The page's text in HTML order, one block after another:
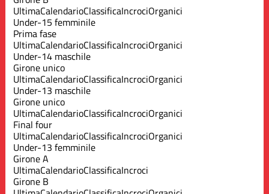
UltimaCalendarioClassificaIncrociOrganici
Under-15 femminile
Prima fase
UltimaCalendarioClassificaIncrociOrganici
Under-14 maschile
Girone unico
UltimaCalendarioClassificaIncrociOrganici
Under-13 maschile
Girone unico
UltimaCalendarioClassificaIncrociOrganici
Final four
UltimaCalendarioClassificaIncrociOrganici
Under-13 femminile
Girone A
UltimaCalendarioClassificaIncroci
Girone B